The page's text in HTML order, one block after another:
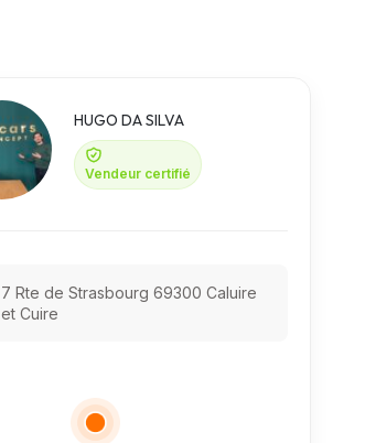
HUGO DA SILVA
Vendeur certifié
7 Rte de Strasbourg 69300 Caluire
et Cuire